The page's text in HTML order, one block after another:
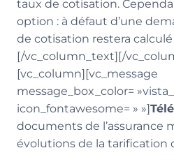
taux de cotisation.
option : à défaut d’une
de cotisation restera
[/vc_column_text][/
[vc_column][vc_message
message_box_color=
icon_fontawesome= » »]
documents de l’assurance
évolutions de la tarification